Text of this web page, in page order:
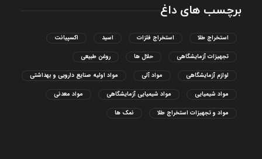
برچسب های داغ
استخراج طلا استخراج فلزات اسید اکسپیانت
تجهیزات آزمایشگاهی حلال ها روغن طبیعی
لوازم آزمایشگاهی مواد آلی مواد اولیه صنایع دارویی و بهداشتی
مواد شیمیایی مواد شیمیایی آزمایشگاهی مواد معدنی
مواد و تجهیزات استخراج طلا نمک ها